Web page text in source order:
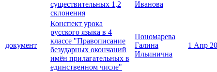
существительных 1,2
склонения
Иванова
документ
Конспект урока
русского языка в 4
классе "Правописание
безударных окончаний
имён прилагательных в
единственном числе"
Пономарева
Галина
Ильинична
1 Апр